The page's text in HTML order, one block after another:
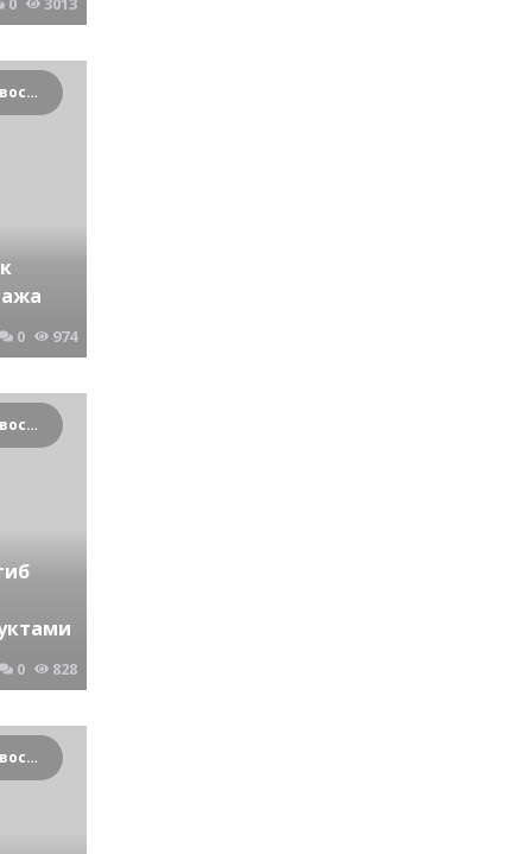
Криминальные новости Новосибирска и Сибирского региона
0 974
Криминальные новости Новосибирска и Сибирского региона
0 828
Криминальные новости Новосибирска и Сибирского региона